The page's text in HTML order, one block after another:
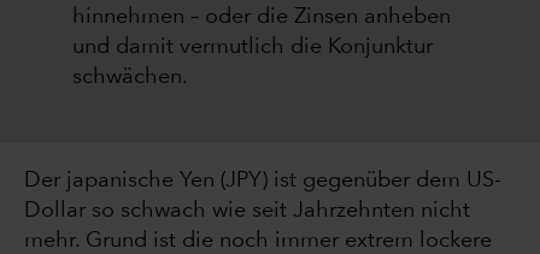
hinnehmen – oder die Zinsen anheben
und damit vermutlich die Konjunktur
schwächen.
Der japanische Yen (JPY) ist gegenüber dem US-
Dollar so schwach wie seit Jahrzehnten nicht
mehr. Grund ist die noch immer extrem lockere